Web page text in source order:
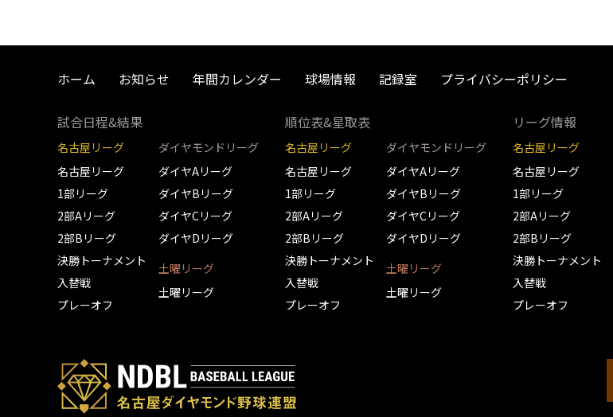
ホーム お知らせ 年間カレンダー 球場情報 記録室 プライバシーポリシー
試合日程&結果
名古屋リーグ
名古屋リーグ
1部リーグ
2部Aリーグ
2部Bリーグ
決勝トーナメント
入替戦
プレーオフ
ダイヤモンドリーグ
ダイヤAリーグ
ダイヤBリーグ
ダイヤCリーグ
ダイヤDリーグ
土曜リーグ
土曜リーグ
順位表&星取表
名古屋リーグ
名古屋リーグ
1部リーグ
2部Aリーグ
2部Bリーグ
決勝トーナメント
入替戦
プレーオフ
ダイヤモンドリーグ
ダイヤAリーグ
ダイヤBリーグ
ダイヤCリーグ
ダイヤDリーグ
土曜リーグ
土曜リーグ
リーグ情報
名古屋リーグ
名古屋リーグ
1部リーグ
2部Aリーグ
2部Bリーグ
決勝トーナメント
入替戦
プレーオフ